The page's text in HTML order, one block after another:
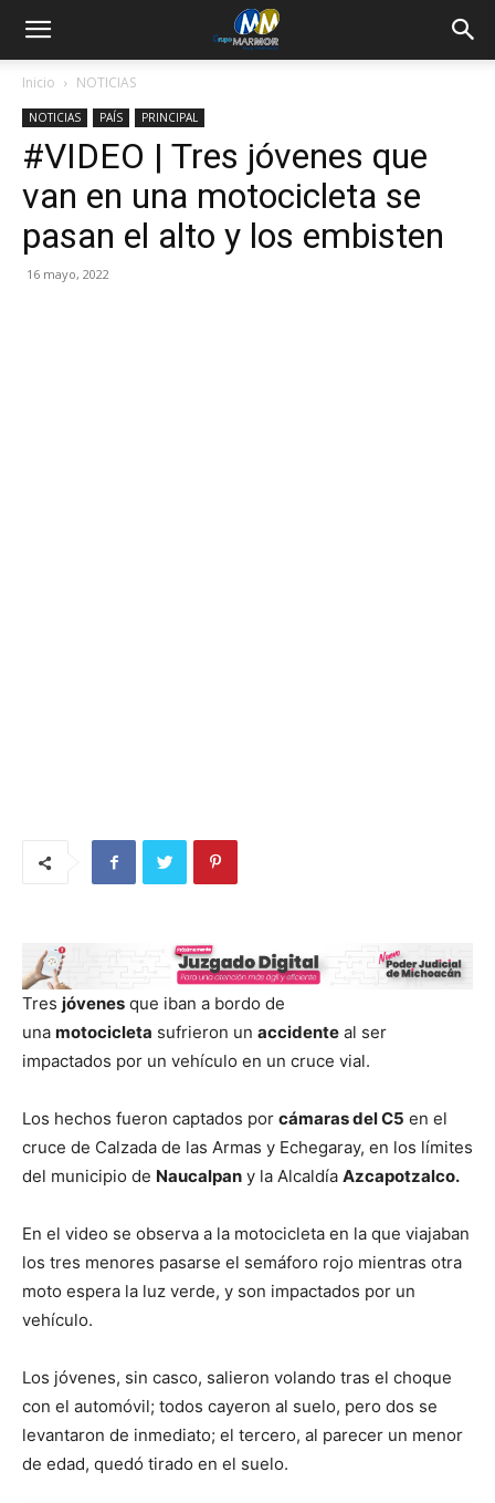
Inicio NOTICIAS
NOTICIAS PAÍS PRINCIPAL
#VIDEO | Tres jóvenes que
van en una motocicleta se
pasan el alto y los embisten
16 mayo, 2022
Tres jóvenes que iban a bordo de
una motocicleta sufrieron un accidente al ser
impactados por un vehículo en un cruce vial.
Los hechos fueron captados por cámaras del C5 en el
cruce de Calzada de las Armas y Echegaray, en los límites
del municipio de Naucalpan y la Alcaldía Azcapotzalco.
En el video se observa a la motocicleta en la que viajaban
los tres menores pasarse el semáforo rojo mientras otra
moto espera la luz verde, y son impactados por un
vehículo.
Los jóvenes, sin casco, salieron volando tras el choque
con el automóvil; todos cayeron al suelo, pero dos se
levantaron de inmediato; el tercero, al parecer un menor
de edad, quedó tirado en el suelo.